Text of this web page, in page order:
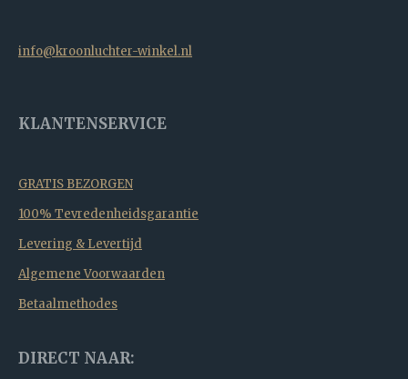
info@kroonluchter-winkel.nl
KLANTENSERVICE
GRATIS BEZORGEN
100% Tevredenheidsgarantie
Levering & Levertijd
Algemene Voorwaarden
Betaalmethodes
DIRECT NAAR: